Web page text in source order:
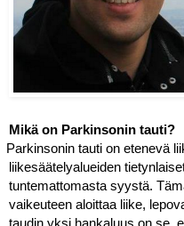
Mikä on Parkinsonin tauti?
Parkinsonin tauti on etenevä
liikesäätelyalueiden
tuntemattomasta syystä.
vaikeuteen aloittaa liike,